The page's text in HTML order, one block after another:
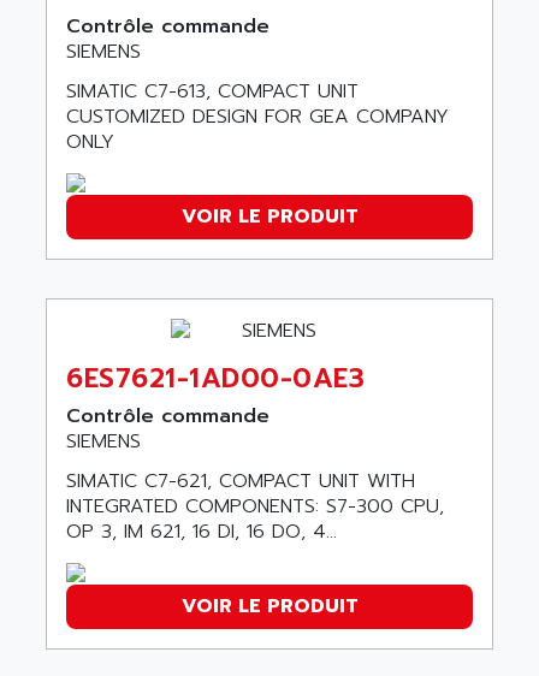
SINUMERIK 810
PREMIUM
PREVENTA
TWIDO
NANO
PCMCIA CARD
SIMATIC S7-300
TDM
TVM
KVR
TVD
SERVO DRIVE
AC MAINSPINDLE
TDA
ACTIOMTECH
ACTION PAK
ACTIVA MULLER
ACTIVE HUB
ACTRONIC
ACU-RITE
ACX ADAP TORR
ADAC
ADAFRUIT
ADAM
ADAMCZEWSKI
ADAMEL
ADAPTATER
ADAPTATIVE
ADAPTEC
Contrôle commande
SIEMENS
SIMATIC C7-613, COMPACT UNIT
CUSTOMIZED DESIGN FOR GEA COMPANY
ONLY
VOIR LE PRODUIT
6ES7621-1AD00-0AE3
Contrôle commande
SIEMENS
SIMATIC C7-621, COMPACT UNIT WITH
INTEGRATED COMPONENTS: S7-300 CPU,
OP 3, IM 621, 16 DI, 16 DO, 4...
VOIR LE PRODUIT